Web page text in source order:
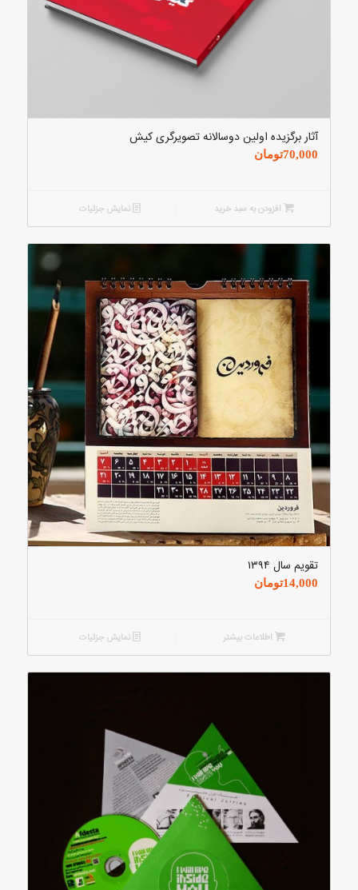
آثار برگزیده اولین دوسالانه تصویرگری کیش
70,000تومان
افزودن به سبد خرید نمایش جزئیات
تقویم سال ۱۳۹۴
14,000تومان
اطلاعات بیشتر نمایش جزئیات